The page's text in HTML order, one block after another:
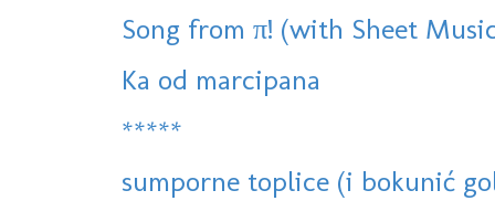
Song from π! (with Sheet
Ka od marcipana
*****
sumporne toplice (i bokunić